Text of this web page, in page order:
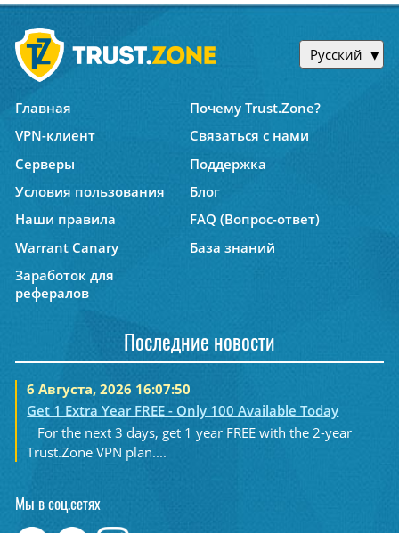
Русский
Главная
Почему Trust.Zone?
VPN-клиент
Связаться с нами
Серверы
Поддержка
Условия пользования
Блог
Наши правила
FAQ (Вопрос-ответ)
Warrant Canary
База знаний
Заработок для
рефералов
Последние новости
6 Августа, 2026 16:07:50
Get 1 Extra Year FREE - Only 100 Available Today
For the next 3 days, get 1 year FREE with the 2-year
Trust.Zone VPN plan....
Мы в соц.сетях